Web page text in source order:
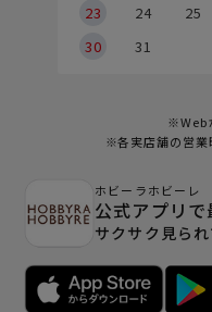
23
24 25
30
31
※Web
※各実店舗の営業
ホビーラホビーレ
公式アプリで
サクサク見ら